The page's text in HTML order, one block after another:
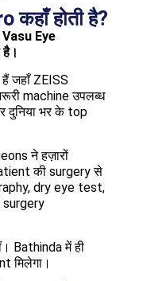
कहाँ होती है?
Eye
जहाँ ZEISS
machine उपलब्ध
दुनिया भर के top
ने हज़ारों
की surgery से
dry eye test,
Bathinda में ही
मिलेगा।